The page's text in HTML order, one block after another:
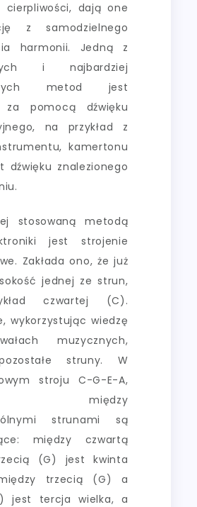
cierpliwości, dają one
z samodzielnego
harmonii. Jedną z
i najbardziej
metod jest
za pomocą dźwięku
na przykład z
kamertonu
dźwięku znalezionego
stosowaną metodą
jest strojenie
Zakłada ono, że już
jednej ze strun,
czwartej (C).
wykorzystując wiedzę
muzycznych,
struny. W
stroju C-G-E-A,
między
strunami są
między czwartą
(G) jest kwinta
trzecią (G) a
jest tercja wielka, a